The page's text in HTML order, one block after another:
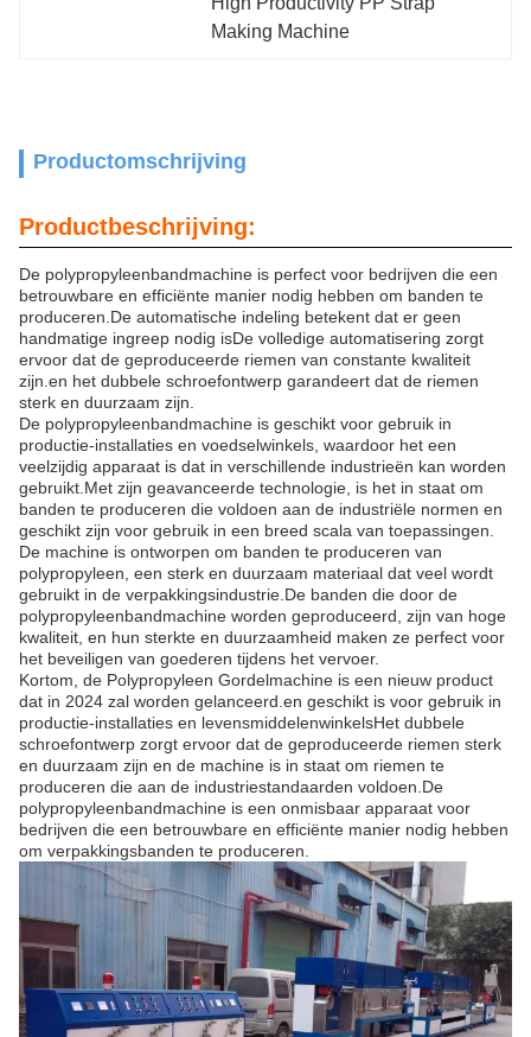
Making Machine
Productomschrijving
Productbeschrijving:
De polypropyleenbandmachine is perfect voor bedrijven die een
betrouwbare en efficiënte manier nodig hebben om banden te
produceren.De automatische indeling betekent dat er geen
handmatige ingreep nodig isDe volledige automatisering zorgt
ervoor dat de geproduceerde riemen van constante kwaliteit
zijn.en het dubbele schroefontwerp garandeert dat de riemen
sterk en duurzaam zijn.
De polypropyleenbandmachine is geschikt voor gebruik in
productie-installaties en voedselwinkels, waardoor het een
veelzijdig apparaat is dat in verschillende industrieën kan worden
gebruikt.Met zijn geavanceerde technologie, is het in staat om
banden te produceren die voldoen aan de industriële normen en
geschikt zijn voor gebruik in een breed scala van toepassingen.
De machine is ontworpen om banden te produceren van
polypropyleen, een sterk en duurzaam materiaal dat veel wordt
gebruikt in de verpakkingsindustrie.De banden die door de
polypropyleenbandmachine worden geproduceerd, zijn van hoge
kwaliteit, en hun sterkte en duurzaamheid maken ze perfect voor
het beveiligen van goederen tijdens het vervoer.
Kortom, de Polypropyleen Gordelmachine is een nieuw product
dat in 2024 zal worden gelanceerd.en geschikt is voor gebruik in
productie-installaties en levensmiddelenwinkelsHet dubbele
schroefontwerp zorgt ervoor dat de geproduceerde riemen sterk
en duurzaam zijn en de machine is in staat om riemen te
produceren die aan de industriestandaarden voldoen.De
polypropyleenbandmachine is een onmisbaar apparaat voor
bedrijven die een betrouwbare en efficiënte manier nodig hebben
om verpakkingsbanden te produceren.